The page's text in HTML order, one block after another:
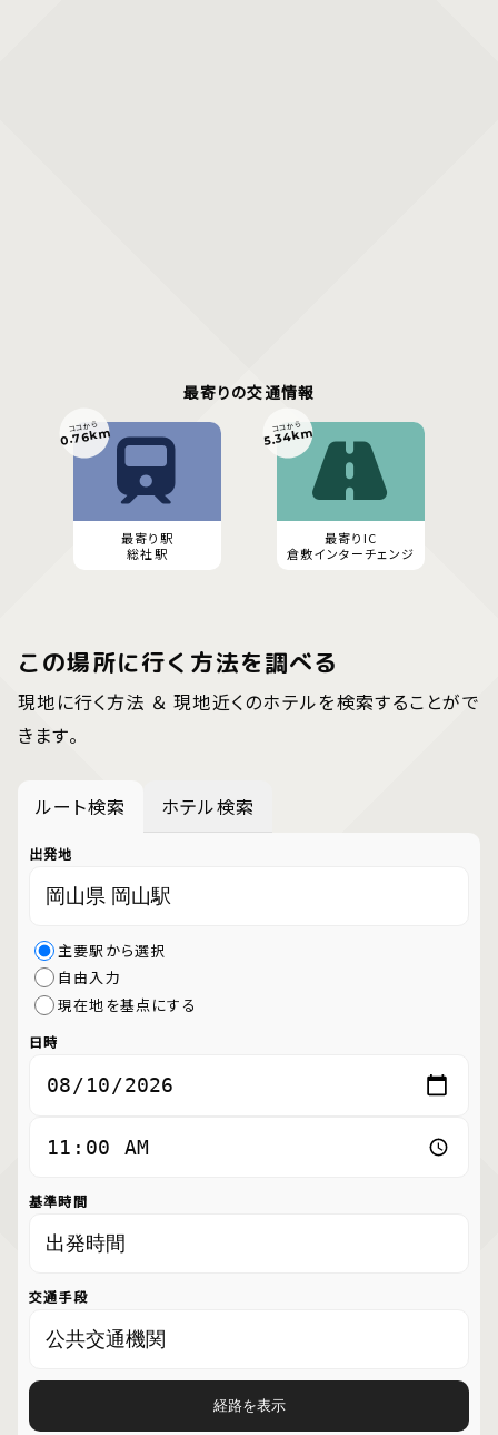
最寄りの交通情報
最寄り駅
総社駅
ココから
0.76km
最寄りIC
倉敷インターチェンジ
ココから
5.34km
この場所に行く方法を調べる
現地に行く方法 ＆ 現地近くのホテルを検索することがで
きます。
ルート検索 ホテル検索
出発地
主要駅から選択
自由入力
現在地を基点にする
日時
基準時間
交通手段
経路を表示